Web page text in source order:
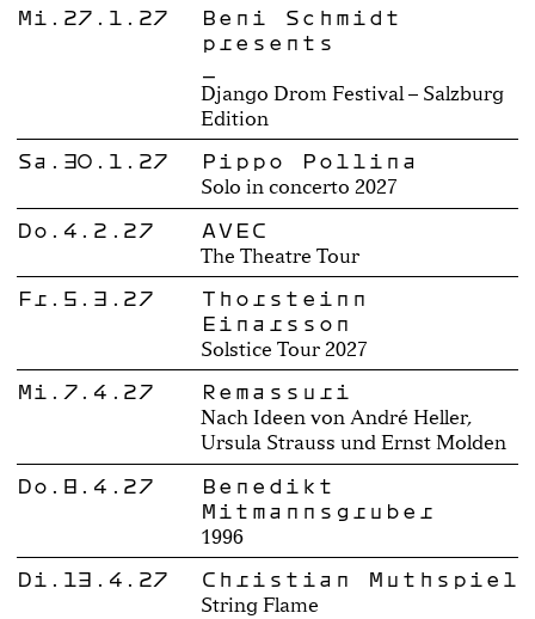
Mi.27.1.27
Beni Schmidt
presents
Django Drom Festival – Salzburg
Edition
Sa.30.1.27 Pippo Pollina
Solo in concerto 2027
Do.4.2.27 AVEC
The Theatre Tour
Fr.5.3.27
Thorsteinn
Einarsson
Solstice Tour 2027
Mi.7.4.27 Remassuri
Nach Ideen von André Heller,
Ursula Strauss und Ernst Molden
Do.8.4.27
Benedikt
Mitmannsgruber
1996
Di.13.4.27 Christian Muthspiel
String Flame